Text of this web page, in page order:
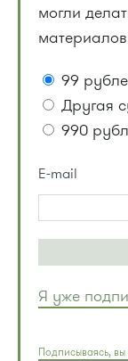
могли
99
Другая
990
E-mail
Я уже
Подписываясь,